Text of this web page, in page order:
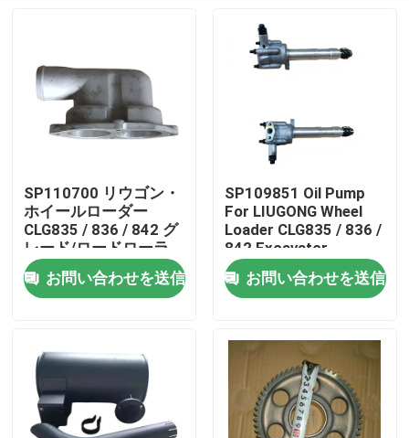
プロダクト
ビデオ
SP110700 リウゴン・
ホイールローダー
CLG835 / 836 / 842 グ
レード/ロードローラ
ー CLG418 / 4180D /
612 / 614 のための温
度計
お問い合わせを送信
SP109851 Oil Pump
For LIUGONG Wheel
Loader CLG835 / 836 /
842 Excavator
CLG920C/D / 922D /
925D オイル・ポンプ
お問い合わせを送信